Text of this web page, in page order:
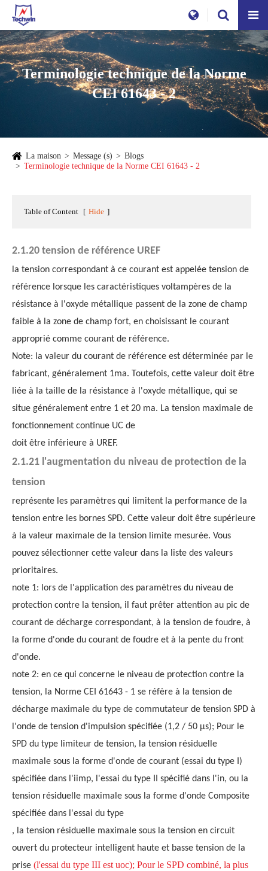
Terminologie technique de la Norme
CEI 61643 - 2
La maison Message (s)
Blogs
Terminologie technique de la Norme CEI 61643 - 2
Table of Content [ Hide ]
2.1.20 tension de référence UREF
la tension correspondant à ce courant est appelée tension de
référence lorsque les caractéristiques voltampères de la
résistance à l'oxyde métallique passent de la zone de champ
faible à la zone de champ fort, en choisissant le courant
approprié comme courant de référence.
Note: la valeur du courant de référence est déterminée par le
fabricant, généralement 1ma. Toutefois, cette valeur doit être
liée à la taille de la résistance à l'oxyde métallique, qui se
situe généralement entre 1 et 20 ma. La tension maximale de
fonctionnement continue UC de
doit être inférieure à UREF.
2.1.21 l'augmentation du niveau de protection de la
tension
représente les paramètres qui limitent la performance de la
tension entre les bornes SPD. Cette valeur doit être supérieure
à la valeur maximale de la tension limite mesurée. Vous
pouvez sélectionner cette valeur dans la liste des valeurs
prioritaires.
note 1: lors de l'application des paramètres du niveau de
protection contre la tension, il faut prêter attention au pic de
courant de décharge correspondant, à la tension de foudre, à
la forme d'onde du courant de foudre et à la pente du front
d'onde.
note 2: en ce qui concerne le niveau de protection contre la
tension, la Norme CEI 61643 - 1 se réfère à la tension de
décharge maximale du type de commutateur de tension SPD à
l'onde de tension d'impulsion spécifiée (1,2 / 50 µs); Pour le
SPD du type limiteur de tension, la tension résiduelle
maximale sous la forme d'onde de courant (essai du type I)
spécifiée dans l'iimp, l'essai du type II spécifié dans l'in, ou la
tension résiduelle maximale sous la forme d'onde Composite
spécifiée dans l'essai du type
, la tension résiduelle maximale sous la tension en circuit
ouvert du protecteur intelligent haute et basse tension de la
prise (l'essai du type III est uoc); Pour le SPD combiné, la plus